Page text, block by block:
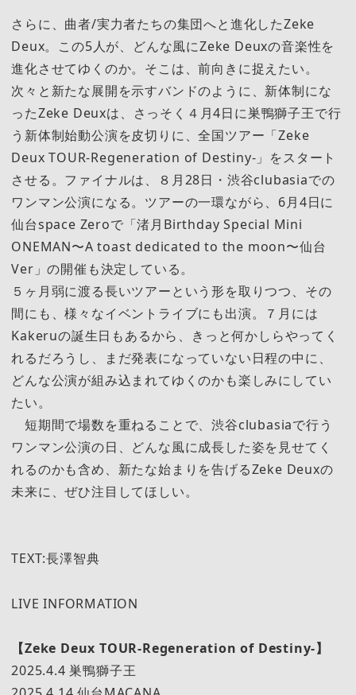
さらに、曲者/実力者たちの集団へと進化したZeke
Deux。この5人が、どんな風にZeke Deuxの音楽性を
進化させてゆくのか。そこは、前向きに捉えたい。
次々と新たな展開を示すバンドのように、新体制にな
ったZeke Deuxは、さっそく４月4日に巣鴨獅子王で行
う新体制始動公演を皮切りに、全国ツアー「Zeke
Deux TOUR-Regeneration of Destiny-」をスタート
させる。ファイナルは、８月28日・渋谷clubasiaでの
ワンマン公演になる。ツアーの一環ながら、6月4日に
仙台space Zeroで「渚月Birthday Special Mini
ONEMAN〜A toast dedicated to the moon〜仙台
Ver」の開催も決定している。
５ヶ月弱に渡る長いツアーという形を取りつつ、その
間にも、様々なイベントライブにも出演。７月には
Kakeruの誕生日もあるから、きっと何かしらやってく
れるだろうし、まだ発表になっていない日程の中に、
どんな公演が組み込まれてゆくのかも楽しみにしてい
たい。
短期間で場数を重ねることで、渋谷clubasiaで行う
ワンマン公演の日、どんな風に成長した姿を見せてく
れるのかも含め、新たな始まりを告げるZeke Deuxの
未来に、ぜひ注目してほしい。
TEXT:長澤智典
LIVE INFORMATION
【Zeke Deux TOUR-Regeneration of Destiny-】
2025.4.4 巣鴨獅子王